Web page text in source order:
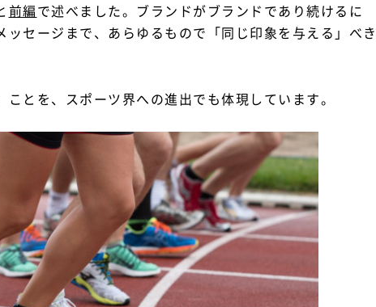
前編で述べました。ブランドがブランドであり続けるに
セージまで、あらゆるもので「同じ印象を与える」べき
とを、スポーツ界への進出でも体現しています。